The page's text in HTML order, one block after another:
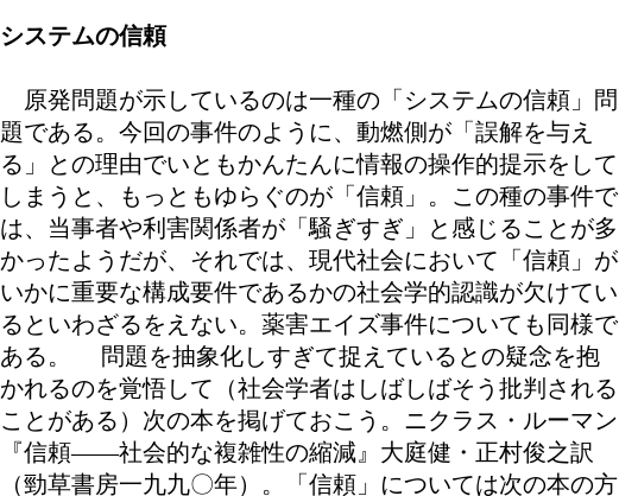
システムの信頼
原発問題が示しているのは一種の「システムの信頼」問
題である。今回の事件のように、動燃側が「誤解を与え
る」との理由でいともかんたんに情報の操作的提示をして
しまうと、もっともゆらぐのが「信頼」。この種の事件で
は、当事者や利害関係者が「騒ぎすぎ」と感じることが多
かったようだが、それでは、現代社会において「信頼」が
いかに重要な構成要件であるかの社会学的認識が欠けてい
るといわざるをえない。薬害エイズ事件についても同様で
ある。 問題を抽象化しすぎて捉えているとの疑念を抱
かれるのを覚悟して（社会学者はしばしばそう批判される
ことがある）次の本を掲げておこう。ニクラス・ルーマン
『信頼――社会的な複雑性の縮減』大庭健・正村俊之訳
（勁草書房一九九〇年）。「信頼」については次の本の方